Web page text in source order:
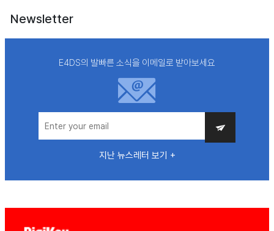
Newsletter
E4DS의 발빠른 소식을 이메일로 받아보세요
지난 뉴스레터 보기 +